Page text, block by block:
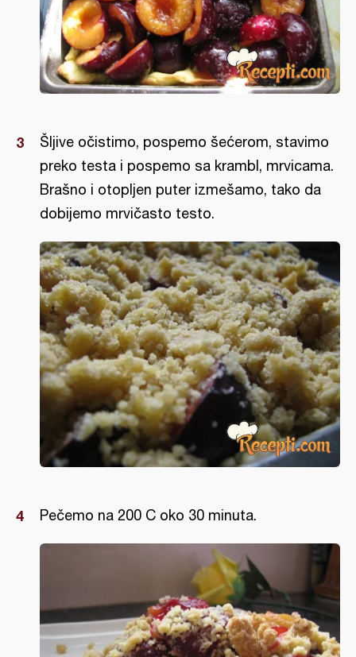
Šljive očistimo, pospemo šećerom, stavimo
preko testa i pospemo sa krambl, mrvicama.
Brašno i otopljen puter izmešamo, tako da
dobijemo mrvičasto testo.
Pečemo na 200 C oko 30 minuta.